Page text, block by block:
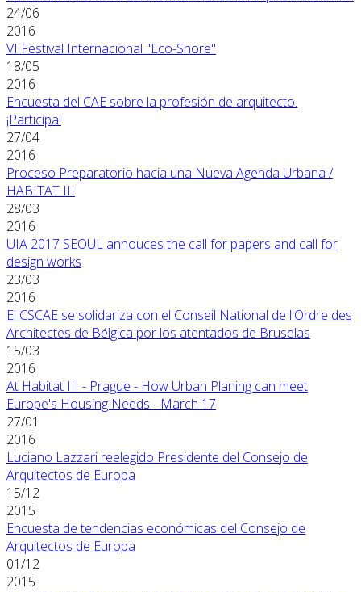
24/06
2016
VI Festival Internacional "Eco-Shore"
18/05
2016
Encuesta del CAE sobre la profesión de arquitecto.
¡Participa!
27/04
2016
Proceso Preparatorio hacia una Nueva Agenda Urbana /
HABITAT III
28/03
2016
UIA 2017 SEOUL annouces the call for papers and call for
design works
23/03
2016
El CSCAE se solidariza con el Conseil National de l'Ordre des
Architectes de Bélgica por los atentados de Bruselas
15/03
2016
At Habitat III - Prague - How Urban Planing can meet
Europe's Housing Needs - March 17
27/01
2016
Luciano Lazzari reelegido Presidente del Consejo de
Arquitectos de Europa
15/12
2015
Encuesta de tendencias económicas del Consejo de
Arquitectos de Europa
01/12
2015